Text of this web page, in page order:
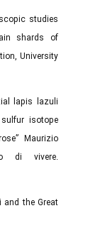
studies
shards of
University
lapis lazuli
isotope
Maurizio
di vivere.
and the Great